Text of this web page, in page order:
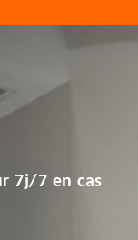
7j/7 en cas